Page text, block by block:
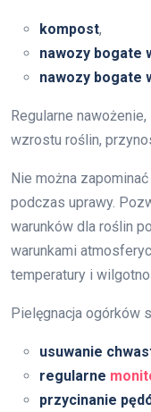
kompost,
nawozy bogate
nawozy bogate
Regularne
wzrostu roślin,
Nie można
podczas uprawy.
warunków dla roślin
warunkami
temperatury i
Pielęgnacja ogórków
usuwanie
regularne
przycinanie